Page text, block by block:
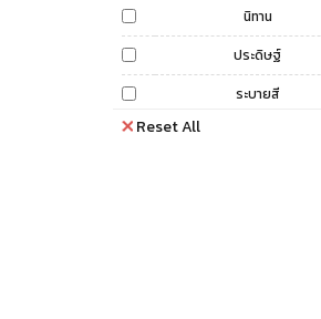
นิทาน
ประดิษฐ์
ระบายสี
Reset All